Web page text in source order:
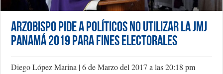
Arzobispo pide a políticos no utilizar la JMJ
Panamá 2019 para fines electorales
Diego López Marina | 6 de Marzo del 2017 a las 20:18 pm